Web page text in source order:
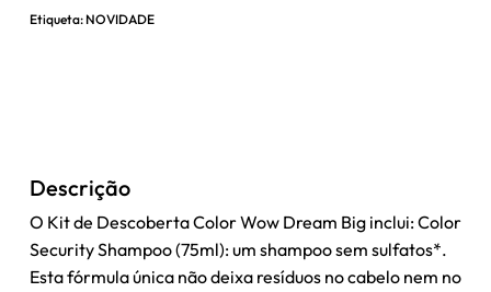
Etiqueta:NOVIDADE
Descrição
O Kit de Descoberta Color Wow Dream Big inclui: Color
Security Shampoo (75ml): um shampoo sem sulfatos*.
Esta fórmula única não deixa resíduos no cabelo nem no